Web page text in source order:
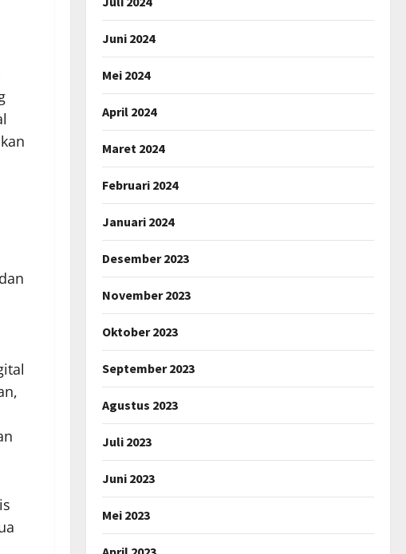
Juni 2024
Mei 2024
April 2024
Maret 2024
Februari 2024
Januari 2024
Desember 2023
November 2023
Oktober 2023
September 2023
Agustus 2023
Juli 2023
Juni 2023
Mei 2023